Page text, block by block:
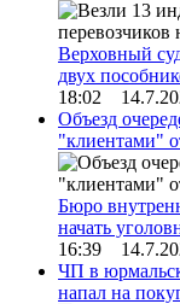
Верховный
двух
18:02
Объезд
"клиентами"
Бюро
начать
16:39
ЧП в
напал на